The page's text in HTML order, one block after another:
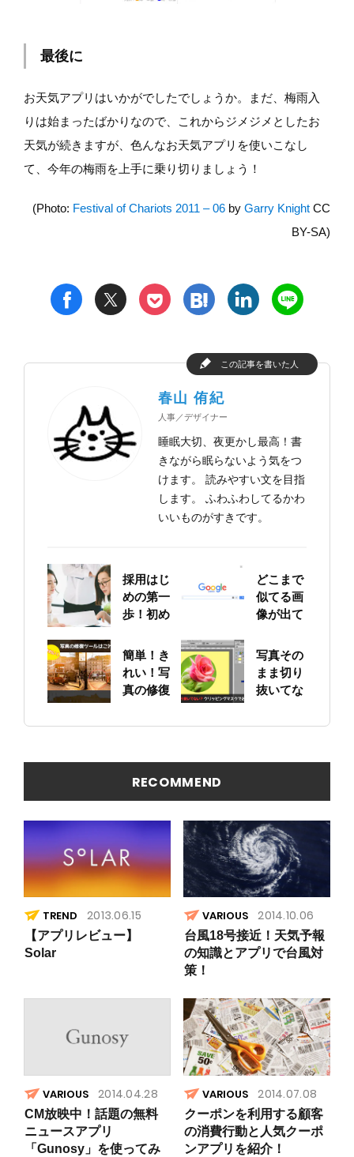
最後に
お天気アプリはいかがでしたでしょうか。まだ、梅雨入
りは始まったばかりなので、これからジメジメとしたお
天気が続きますが、色んなお天気アプリを使いこなし
て、今年の梅雨を上手に乗り切りましょう！
(Photo: Festival of Chariots 2011 – 06 by Garry Knight CC
BY-SA)
f t p h l n
この記事を書いた人
春山 侑紀
人事／デザイナー
睡眠大切、夜更かし最高！書
きながら眠らないよう気をつ
けます。 読みやすい文を目指
します。 ふわふわしてるかわ
いいものがすきです。
採用はじ
めの第一
歩！初め
票作りに
挑戦
どこまで
似てる画
像が出て
Google
画像検索
を試して
簡単！き
れい！写
真の修復
これに決
写真その
まま切り
抜いてな
リッピン
でお手軽
RECOMMEND
TREND 2013.06.15
【アプリレビュー】
Solar
VARIOUS 2014.10.06
台風18号接近！天気予報
の知識とアプリで台風対
策！
VARIOUS 2014.04.28
CM放映中！話題の無料
ニュースアプリ
「Gunosy」を使ってみ
VARIOUS 2014.07.08
クーポンを利用する顧客
の消費行動と人気クーポ
ンアプリを紹介！